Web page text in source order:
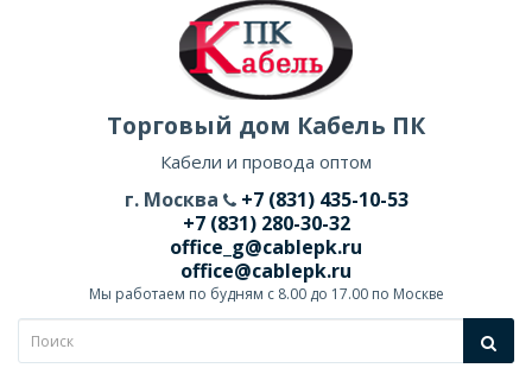
Торговый дом Кабель ПК
Кабели и провода оптом
г. Москва
+7 (831) 435-10-53
+7 (831) 280-30-32
office_g@cablepk.ru
office@cablepk.ru
Мы работаем по будням с 8.00 до 17.00 по Москве